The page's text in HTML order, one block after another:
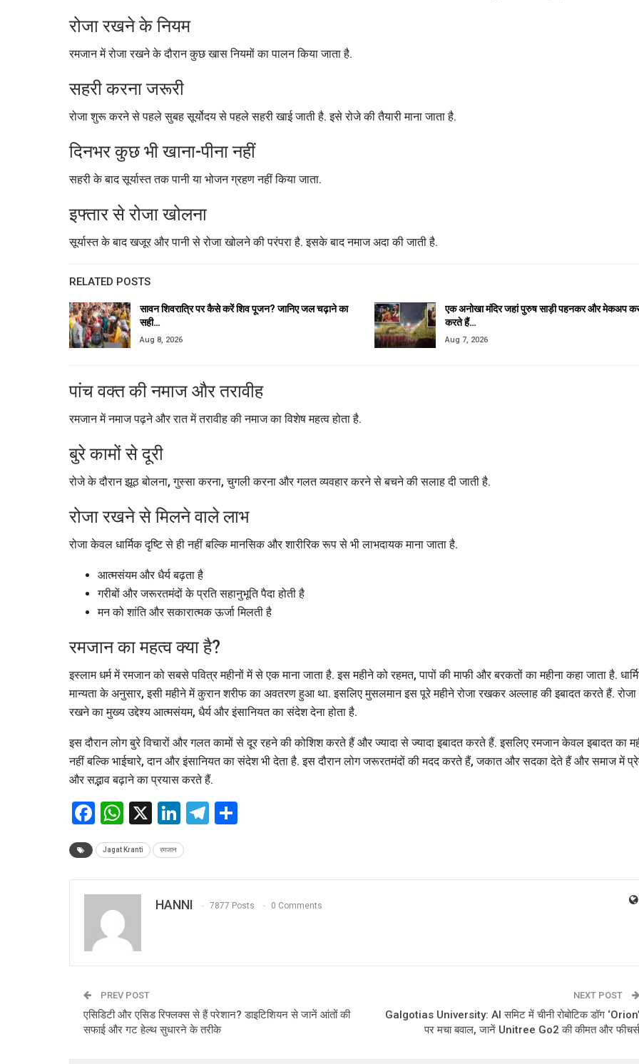
रोजा रखने के नियम
रमजान में रोजा रखने के दौरान कुछ खास नियमों का पालन किया जाता है.
सहरी करना जरूरी
रोजा शुरू करने से पहले सुबह सूर्योदय से पहले सहरी खाई जाती है. इसे रोजे की तैयारी माना जाता है.
दिनभर कुछ भी खाना-पीना नहीं
सहरी के बाद सूर्यास्त तक पानी या भोजन ग्रहण नहीं किया जाता.
इफ्तार से रोजा खोलना
सूर्यास्त के बाद खजूर और पानी से रोजा खोलने की परंपरा है. इसके बाद नमाज अदा की जाती है.
RELATED POSTS
सावन शिवरात्रि पर कैसे करें शिव पूजन? जानिए जल चढ़ाने का
सही…
Aug 8, 2026
एक अनोखा मंदिर जहां पुरुष साड़ी पहनकर और मेकअप
करते हैं…
Aug 7, 2026
पांच वक्त की नमाज और तरावीह
रमजान में नमाज पढ़ने और रात में तरावीह की नमाज का विशेष महत्व होता है.
बुरे कामों से दूरी
रोजे के दौरान झूठ बोलना, गुस्सा करना, चुगली करना और गलत व्यवहार करने से बचने की सलाह दी जाती है.
रोजा रखने से मिलने वाले लाभ
रोजा केवल धार्मिक दृष्टि से ही नहीं बल्कि मानसिक और शारीरिक रूप से भी लाभदायक माना जाता है.
आत्मसंयम और धैर्य बढ़ता है
गरीबों और जरूरतमंदों के प्रति सहानुभूति पैदा होती है
मन को शांति और सकारात्मक ऊर्जा मिलती है
रमजान का महत्व क्या है?
इस्लाम धर्म में रमजान को सबसे पवित्र महीनों में से एक माना जाता है. इस महीने को रहमत, पापों की माफी और बरकतों का महीना कहा जाता है.
मान्यता के अनुसार, इसी महीने में कुरान शरीफ का अवतरण हुआ था. इसलिए मुसलमान इस पूरे महीने रोजा रखकर अल्लाह की इबादत करते हैं. रोजा
रखने का मुख्य उद्देश्य आत्मसंयम, धैर्य और इंसानियत का संदेश देना होता है.
इस दौरान लोग बुरे विचारों और गलत कामों से दूर रहने की कोशिश करते हैं और ज्यादा से ज्यादा इबादत करते हैं. इसलिए रमजान केवल इबादत का
नहीं बल्कि भाईचारे, दान और इंसानियत का संदेश भी देता है. इस दौरान लोग जरूरतमंदों की मदद करते हैं, जकात और सदका देते हैं और समाज में
और सद्भाव बढ़ाने का प्रयास करते हैं.
Facebook
WhatsApp
X LinkedIn
Telegram
Jagat Kranti रमजान
HANNI 7877 Posts 0 Comments
PREV POST
एसिडिटी और एसिड रिफ्लक्स से हैं परेशान? डाइटिशियन से जानें आंतों की
सफाई और गट हेल्थ सुधारने के तरीके
NEXT POST
Galgotias University: AI समिट में चीनी रोबोटिक डॉग ‘Orion’
पर मचा बवाल, जानें Unitree Go2 की कीमत और फीचर्स